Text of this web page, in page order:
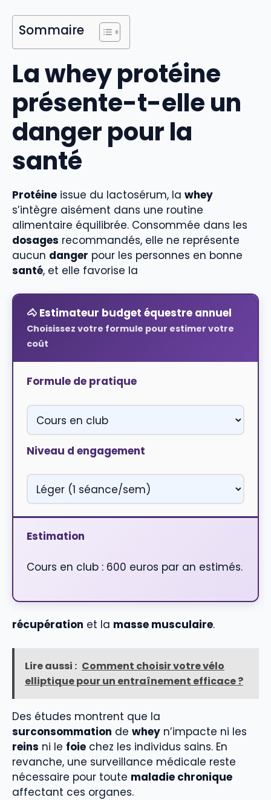
Sommaire
La whey protéine
présente-t-elle un
danger pour la
santé
Protéine issue du lactosérum, la whey
s’intègre aisément dans une routine
alimentaire équilibrée. Consommée dans les
dosages recommandés, elle ne représente
aucun danger pour les personnes en bonne
santé, et elle favorise la
🐴 Estimateur budget équestre annuel
Choisissez votre formule pour estimer votre
coût
Formule de pratique
Niveau d engagement
Estimation
Cours en club : 600 euros par an estimés.
récupération et la masse musculaire.
Lire aussi : Comment choisir votre vélo
elliptique pour un entraînement efficace ?
Des études montrent que la
surconsommation de whey n’impacte ni les
reins ni le foie chez les individus sains. En
revanche, une surveillance médicale reste
nécessaire pour toute maladie chronique
affectant ces organes.